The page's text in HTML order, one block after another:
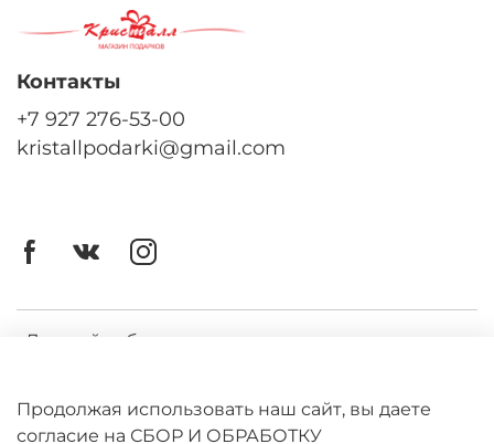
Личный кабинет
Политика конфиденциальности
Контакты
+7 927 276-53-00
kristallpodarki@gmail.com
Продолжая использовать наш сайт, вы даете
согласие на СБОР И ОБРАБОТКУ